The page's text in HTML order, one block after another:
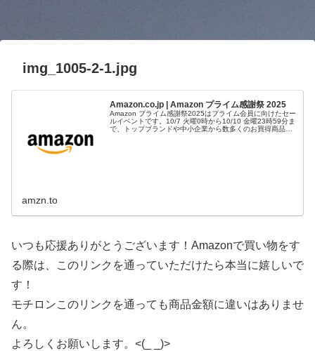
img_1005-2-1.jpg
Amazon.co.jp | Amazon プライム感謝祭 2025
Amazon プライム感謝祭2025はプライム会員に向けたセー
ルイベントです。10/7 火曜0時から10/10 金曜23時59分ま
で、トップブランドや中小企業から数多くのお買得商品が
amzn.to
いつも応援ありがとうございます！Amazonで買い物をす
る際は、このリンクを通っていただけたら本当に嬉しいで
す！
モチロンこのリンクを通っても商品金額に違いはありませ
ん。
よろしくお願いします。<(_ _)>